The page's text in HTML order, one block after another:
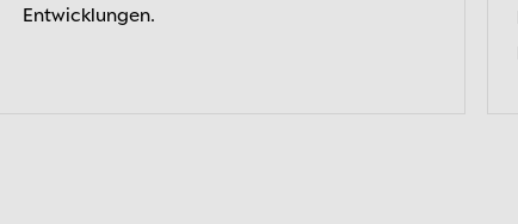
Entwicklungen.